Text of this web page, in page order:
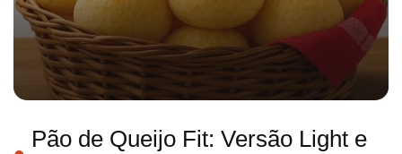
Pão de Queijo Fit: Versão Light e